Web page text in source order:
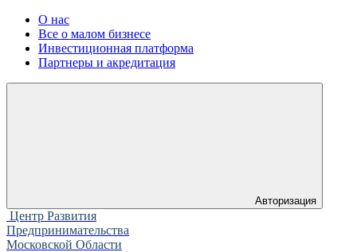
О нас
Все о малом бизнесе
Инвестиционная платформа
Партнеры и акредитация
Авторизация
Центр Развития
Предпринимательства
Московской Области